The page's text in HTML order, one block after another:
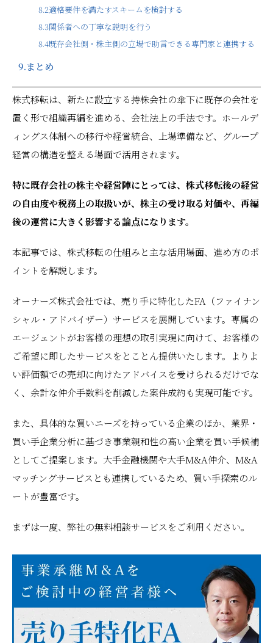
8.2適格要件を満たすスキームを検討する
8.3関係者への丁寧な説明を行う
8.4既存会社側・株主側の立場で助言できる専門家と連携する
9.まとめ
株式移転は、新たに設立する持株会社の傘下に既存の会社を
置く形で組織再編を進める、会社法上の手法です。ホールデ
ィングス体制への移行や経営統合、上場準備など、グループ
経営の構造を整える場面で活用されます。
特に既存会社の株主や経営陣にとっては、株式移転後の経営
の自由度や税務上の取扱いが、株主の受け取る対価や、再編
後の運営に大きく影響する論点になります。
本記事では、株式移転の仕組みと主な活用場面、進め方のポ
イントを解説します。
オーナーズ株式会社では、売り手に特化したFA（ファイナン
シャル・アドバイザー）サービスを展開しています。専属の
エージェントがお客様の理想の取引実現に向けて、お客様の
ご希望に即したサービスをとことん提供いたします。よりよ
い評価額での売却に向けたアドバイスを受けられるだけでな
く、余計な仲介手数料を削減した案件成約も実現可能です。
また、具体的な買いニーズを持っている企業のほか、業界・
買い手企業分析に基づき事業親和性の高い企業を買い手候補
としてご提案します。大手金融機関や大手M&A仲介、M&A
マッチングサービスとも連携しているため、買い手探索のル
ートが豊富です。
まずは一度、弊社の無料相談サービスをご利用ください。